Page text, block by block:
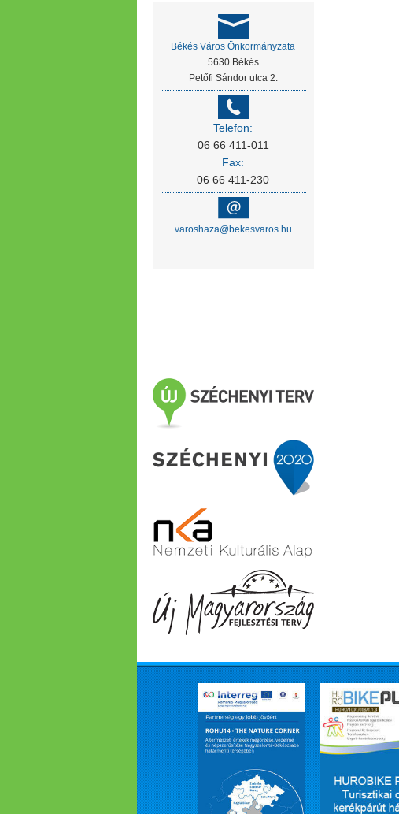
Békés Város Önkormányzata
5630 Békés
Petőfi Sándor utca 2.
Telefon:
06 66 411-011
Fax:
06 66 411-230
varoshaza@bekesvaros.hu